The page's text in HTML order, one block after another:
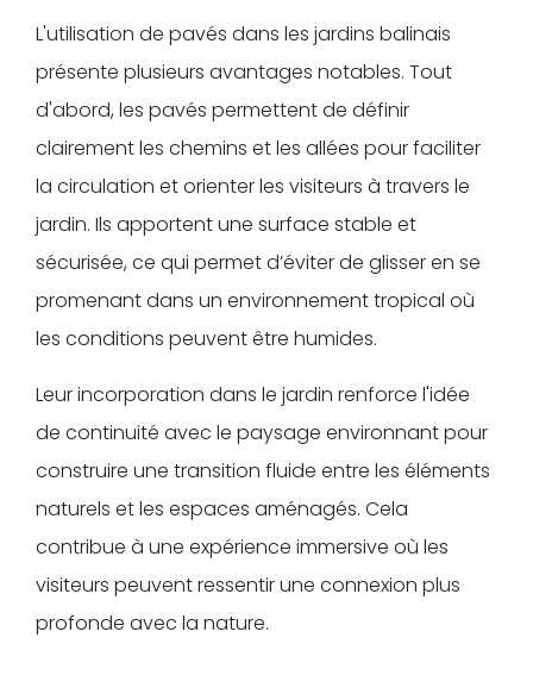
L'utilisation de pavés dans les jardins balinais
présente plusieurs avantages notables. Tout
d'abord, les pavés permettent de définir
clairement les chemins et les allées pour faciliter
la circulation et orienter les visiteurs à travers le
jardin. Ils apportent une surface stable et
sécurisée, ce qui permet d’éviter de glisser en se
promenant dans un environnement tropical où
les conditions peuvent être humides.
Leur incorporation dans le jardin renforce l'idée
de continuité avec le paysage environnant pour
construire une transition fluide entre les éléments
naturels et les espaces aménagés. Cela
contribue à une expérience immersive où les
visiteurs peuvent ressentir une connexion plus
profonde avec la nature.